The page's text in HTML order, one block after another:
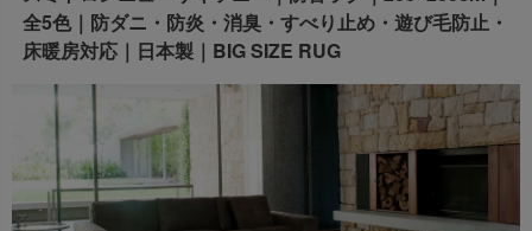
サービスへの影響が変更となる場合がございます。
お客さまにはご不便をおかけいたしますが、何卒ご理解賜
りますようお願い申し上げます。
詳しくはこちら
→オーダー商品など、詳しくはこちらから
全5色｜防ダニ・防炎・消臭・すべり止め・遊び毛防止・
床暖房対応｜日本製｜BIG SIZE RUG